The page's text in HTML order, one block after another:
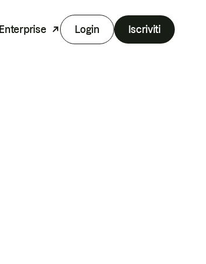
Enterprise Login Iscriviti